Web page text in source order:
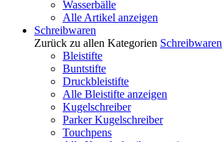
Wasserbälle
Alle Artikel anzeigen
Schreibwaren
Zurück zu allen Kategorien Schreibwaren
Bleistifte
Buntstifte
Druckbleistifte
Alle Bleistifte anzeigen
Kugelschreiber
Parker Kugelschreiber
Touchpens